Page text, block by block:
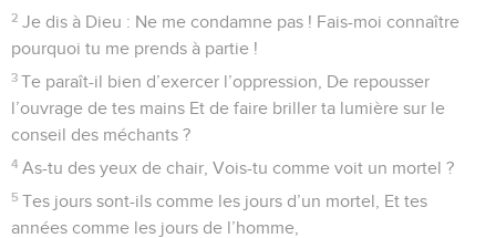
2 Je dis à Dieu : Ne me condamne pas ! Fais-moi connaître
pourquoi tu me prends à partie !
3 Te paraît-il bien d’exercer l’oppression, De repousser
l’ouvrage de tes mains Et de faire briller ta lumière sur le
conseil des méchants ?
4 As-tu des yeux de chair, Vois-tu comme voit un mortel ?
5 Tes jours sont-ils comme les jours d’un mortel, Et tes
années comme les jours de l’homme,